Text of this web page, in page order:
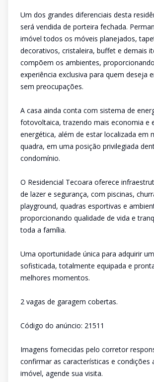
Um dos grandes diferenciais desta
será vendida de porteira fechada.
imóvel todos os móveis planejados,
decorativos, cristaleira, buffet e demais
compõem os ambientes,
experiência exclusiva para quem deseja
sem preocupações.
A casa ainda conta com sistema de
fotovoltaica, trazendo mais economia e
energética, além de estar localizada em
quadra, em uma posição privilegiada
condomínio.
O Residencial Tecoara oferece
de lazer e segurança, com piscinas,
playground, quadras esportivas e
proporcionando qualidade de vida e
toda a família.
Uma oportunidade única para adquirir
sofisticada, totalmente equipada e
melhores momentos.
2 vagas de garagem cobertas.
Código do anúncio: 21511
Imagens fornecidas pelo corretor
confirmar as características e condições
imóvel, agende sua visita.